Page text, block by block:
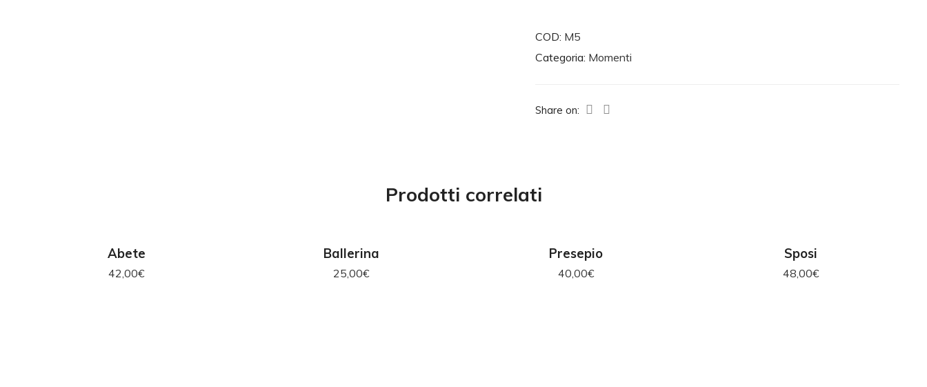
COD: M5
Categoria: Momenti
Share on:
Prodotti correlati
AGGIUNGI AL CARRELLO
Abete
42,00€
AGGIUNGI AL CARRELLO
Ballerina
25,00€
AGGIUNGI AL CARRELLO
Presepio
40,00€
AGGIUNGI AL CARRELLO
Sposi
48,00€